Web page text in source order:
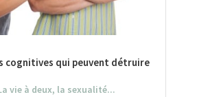
cognitives qui peuvent détruire
vie à deux, la sexualité...